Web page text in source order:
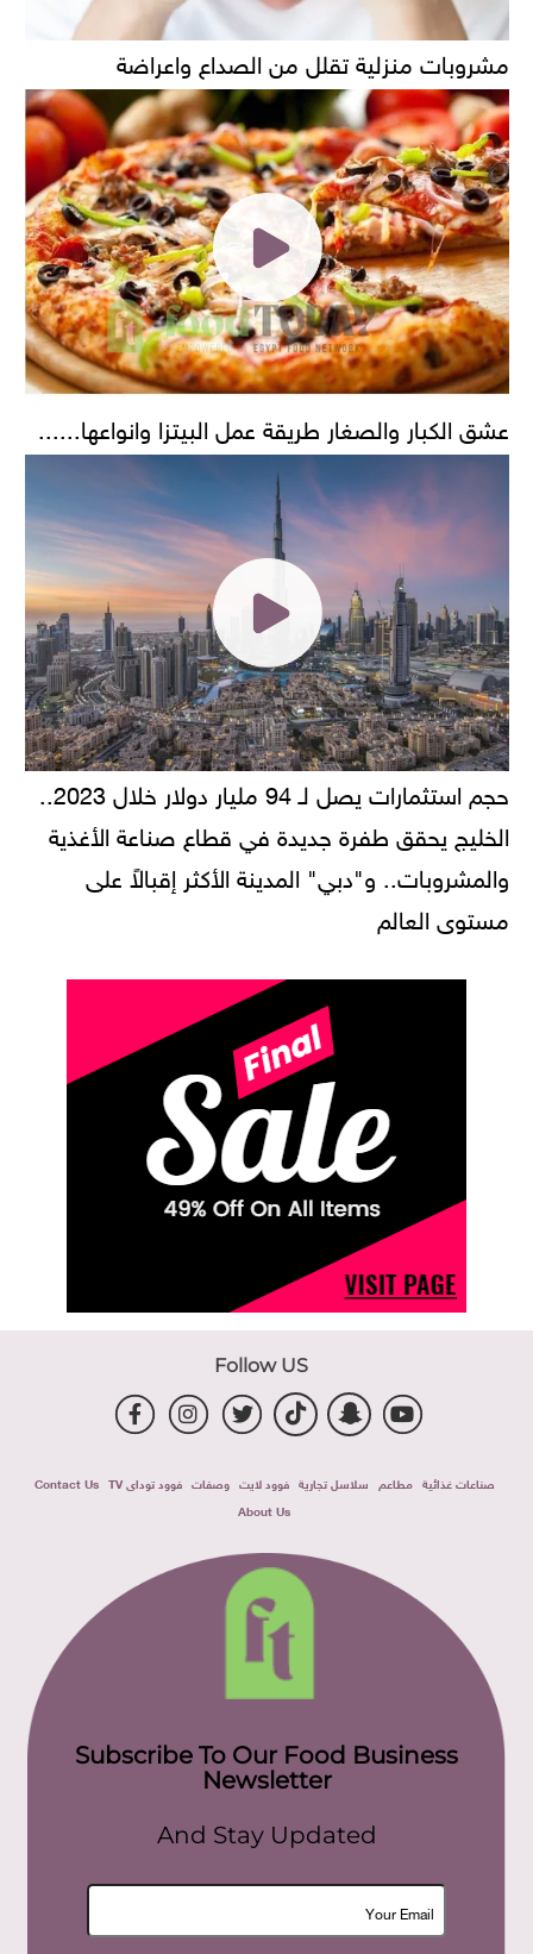
مشروبات منزلية تقلل من الصداع واعراضة
عشق الكبار والصغار طريقة عمل البيتزا وانواعها......
حجم استثمارات يصل لـ 94 مليار دولار خلال 2023..
الخليج يحقق طفرة جديدة في قطاع صناعة الأغذية
والمشروبات.. و"دبي" المدينة الأكثر إقبالاً على
مستوى العالم
Follow US
صناعات غذائية مطاعم سلاسل تجارية فوود لايت وصفات فوود توداى TV
Contact Us
About Us
Subscribe To Our Food Business
Newsletter
And Stay Updated